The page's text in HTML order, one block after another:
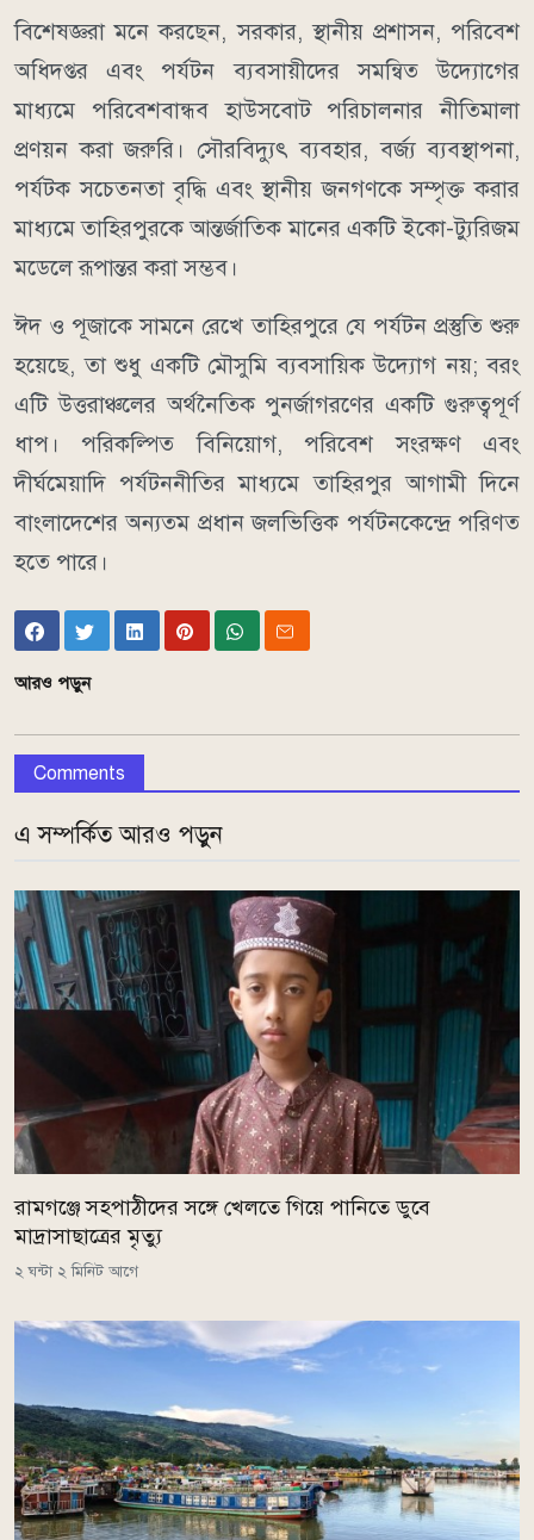
বিশেষজ্ঞরা মনে করছেন, সরকার, স্থানীয় প্রশাসন, পরিবেশ
অধিদপ্তর এবং পর্যটন ব্যবসায়ীদের সমন্বিত উদ্যোগের
মাধ্যমে পরিবেশবান্ধব হাউসবোট পরিচালনার নীতিমালা
প্রণয়ন করা জরুরি। সৌরবিদ্যুৎ ব্যবহার, বর্জ্য ব্যবস্থাপনা,
পর্যটক সচেতনতা বৃদ্ধি এবং স্থানীয় জনগণকে সম্পৃক্ত করার
মাধ্যমে তাহিরপুরকে আন্তর্জাতিক মানের একটি ইকো-ট্যুরিজম
মডেলে রূপান্তর করা সম্ভব।
ঈদ ও পূজাকে সামনে রেখে তাহিরপুরে যে পর্যটন প্রস্তুতি শুরু
হয়েছে, তা শুধু একটি মৌসুমি ব্যবসায়িক উদ্যোগ নয়; বরং
এটি উত্তরাঞ্চলের অর্থনৈতিক পুনর্জাগরণের একটি গুরুত্বপূর্ণ
ধাপ। পরিকল্পিত বিনিয়োগ, পরিবেশ সংরক্ষণ এবং
দীর্ঘমেয়াদি পর্যটননীতির মাধ্যমে তাহিরপুর আগামী দিনে
বাংলাদেশের অন্যতম প্রধান জলভিত্তিক পর্যটনকেন্দ্রে পরিণত
হতে পারে।
আরও পড়ুন
Comments
এ সম্পর্কিত আরও পড়ুন
রামগঞ্জে সহপাঠীদের সঙ্গে খেলতে গিয়ে পানিতে ডুবে
মাদ্রাসাছাত্রের মৃত্যু
২ ঘন্টা ২ মিনিট আগে